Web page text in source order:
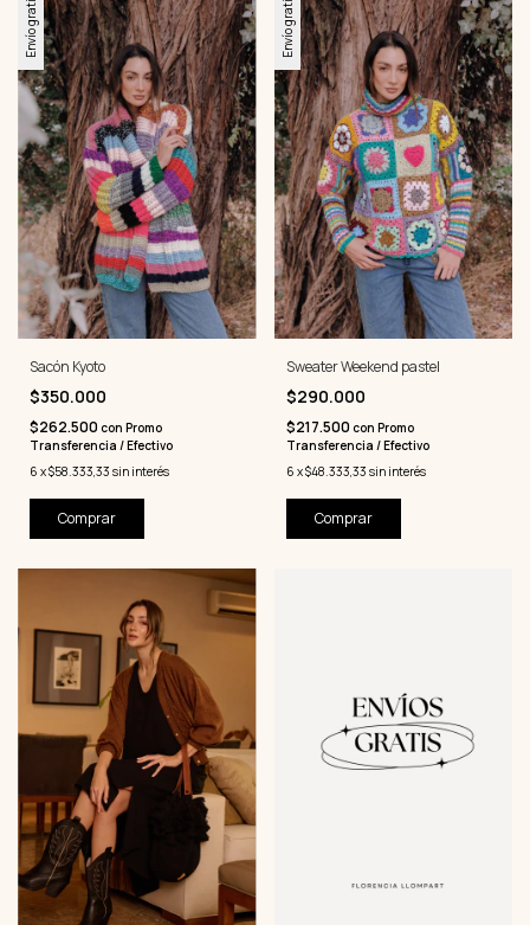
Envío gratis
Sacón Kyoto
$350.000
$262.500 con Promo
Transferencia / Efectivo
6 x$58.333,33 sin interés
Comprar
Envío gratis
Sweater Weekend pastel
$290.000
$217.500 con Promo
Transferencia / Efectivo
6 x$48.333,33 sin interés
Comprar